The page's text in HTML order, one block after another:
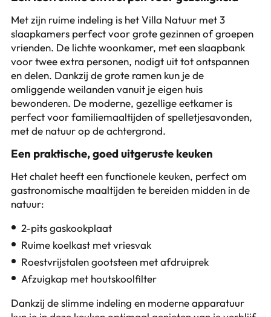
Met zijn ruime indeling is het Villa Natuur met 3
slaapkamers perfect voor grote gezinnen of groepen
vrienden. De lichte woonkamer, met een slaapbank
voor twee extra personen, nodigt uit tot ontspannen
en delen. Dankzij de grote ramen kun je de
omliggende weilanden vanuit je eigen huis
bewonderen. De moderne, gezellige eetkamer is
perfect voor familiemaaltijden of spelletjesavonden,
met de natuur op de achtergrond.
Een praktische, goed uitgeruste keuken
Het chalet heeft een functionele keuken, perfect om
gastronomische maaltijden te bereiden midden in de
natuur:
2-pits gaskookplaat
Ruime koelkast met vriesvak
Roestvrijstalen gootsteen met afdruiprek
Afzuigkap met houtskoolfilter
Dankzij de slimme indeling en moderne apparatuur